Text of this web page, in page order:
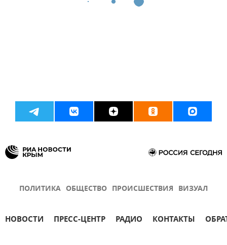
ПОЛИТИКА ОБЩЕСТВО ПРОИСШЕСТВИЯ ВИЗУАЛ
НОВОСТИ ПРЕСС-ЦЕНТР РАДИО КОНТАКТЫ